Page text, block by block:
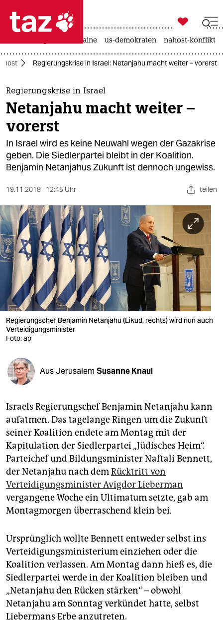
 taz zahl ich
taz zahl ich
themen
politik
öko
gesellschaft
sport
berlin
nord
wahrheit
verlag
verlag
veranstaltungen
fragen & hilfe
abo
genossenschaft
epaper login

taz zahl ich
krieg in der ukraine us-demokraten nahost-konflikt
Regierungskrise in Israel: Netanjahu macht weiter – vorerst
Regierungskrise in Israel
Netanjahu macht weiter –
vorerst
In Israel wird es keine Neuwahl wegen der Gazakrise
geben. Die Siedlerpartei bleibt in der Koalition.
Benjamin Netanjahus Zukunft ist dennoch ungewiss.
19.11.2018 12:45 Uhr teilen
Regierungschef Benjamin Netanjahu (Likud, rechts) wird nun auch
Verteidigungsminister
Foto: ap
Aus Jerusalem Susanne Knaul
Israels Regierungschef Benjamin Netanjahu kann
aufatmen. Das tagelange Ringen um die Zukunft
seiner Koalition endete am Montag mit der
Kapitulation der Siedlerpartei „Jüdisches Heim“.
Parteichef und Bildungsminister Naftali Bennett,
der Netanjahu nach demRücktritt von
Verteidigungsminister Avigdor Lieberman
vergangene Woche ein Ultimatum setzte, gab am
Montagmorgen überraschend klein bei.
Ursprünglich wollte Bennett entweder selbst ins
Verteidigungsministerium einziehen oder die
Koalition verlassen. Am Montag dann hieß es, die
Siedlerpartei werde in der Koalition bleiben und
„Netanjahu den Rücken stärken“ – obwohl
Netanjahu am Sonntag verkündet hatte, selbst
Liebermans Erbe anzutreten.